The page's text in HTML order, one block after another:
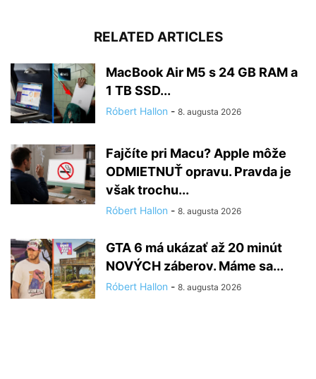
RELATED ARTICLES
MacBook Air M5 s 24 GB RAM a
1 TB SSD...
Róbert Hallon - 8. augusta 2026
Fajčíte pri Macu? Apple môže
ODMIETNUŤ opravu. Pravda je
však trochu...
Róbert Hallon - 8. augusta 2026
GTA 6 má ukázať až 20 minút
NOVÝCH záberov. Máme sa...
Róbert Hallon - 8. augusta 2026